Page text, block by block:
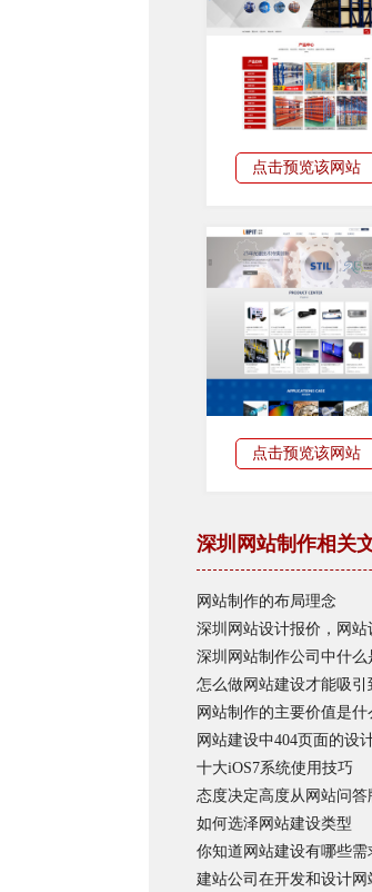
点击预览该网站
点击预览该网站
深圳网站制作相关
网站制作的布局理念
深圳网站设计报价，网
深圳网站制作公司中什么
怎么做网站建设才能吸引
网站制作的主要价值是什
网站建设中404页面的设
十大iOS7系统使用技巧
态度决定高度从网站问
如何选泽网站建设类型
你知道网站建设有哪些需
建站公司在开发和设计网